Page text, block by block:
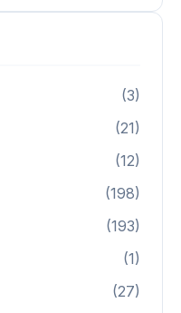
(3)
(21)
(12)
(198)
(193)
(1)
(27)